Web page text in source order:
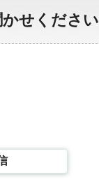
せください